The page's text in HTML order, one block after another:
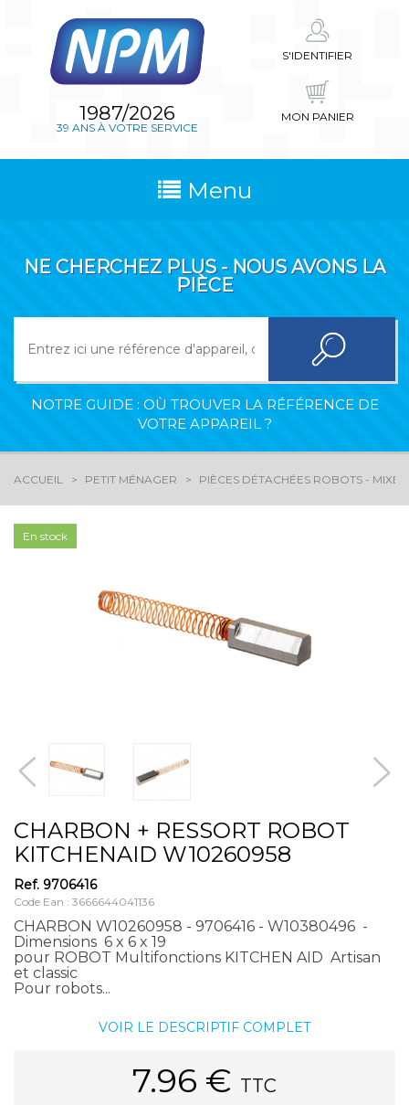
1987/2026
39 ANS À VOTRE SERVICE
S'IDENTIFIER
MON PANIER
Menu
NE CHERCHEZ PLUS - NOUS AVONS LA
PIÈCE
NOTRE GUIDE : OÙ TROUVER LA RÉFÉRENCE DE
VOTRE APPAREIL ?
ACCUEIL PETIT MÉNAGER PIÈCES DÉTACHÉES ROBOTS -
En stock
CHARBON + RESSORT ROBOT
KITCHENAID W10260958
Ref. 9706416
Code Ean : 3666644041136
CHARBON W10260958 - 9706416 - W10380496 -
Dimensions 6 x 6 x 19
pour ROBOT Multifonctions KITCHEN AID Artisan
et classic
Pour robots...
VOIR LE DESCRIPTIF COMPLET
7.96 € TTC